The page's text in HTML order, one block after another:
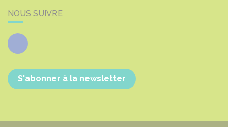
NOUS SUIVRE
Facebook
S'abonner à la newsletter